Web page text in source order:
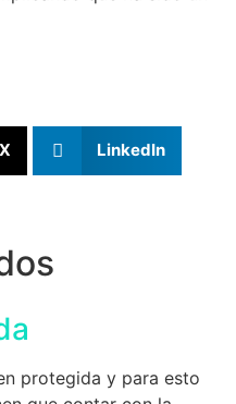
X LinkedIn
protegida y para esto